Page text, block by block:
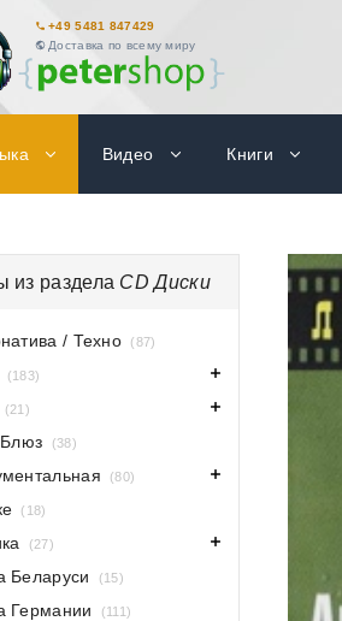
+49 5481 847429
Доставка по всему миру
Видео Книги
из раздела CD Диски
/ Техно (87)
(183)
(21)
(38)
(80)
(18)
(27)
Беларуси (15)
Германии (111)